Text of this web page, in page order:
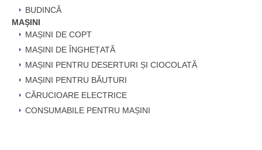
BUDINCĂ
MAȘINI
MAȘINI DE COPT
MAȘINI DE ÎNGHEȚATĂ
MAȘINI PENTRU DESERTURI ȘI CIOCOLATĂ
MAȘINI PENTRU BĂUTURI
CĂRUCIOARE ELECTRICE
CONSUMABILE PENTRU MAȘINI